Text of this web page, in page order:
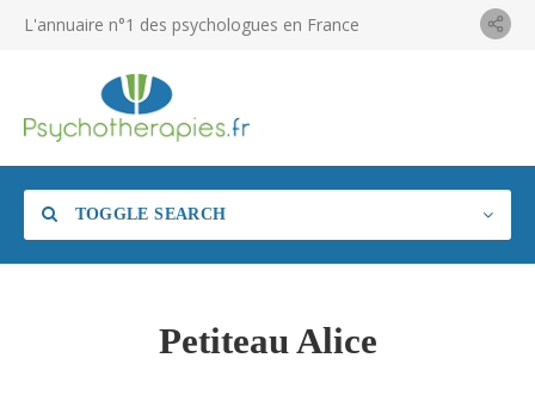
L'annuaire n°1 des psychologues en France
TOGGLE SEARCH
Petiteau Alice